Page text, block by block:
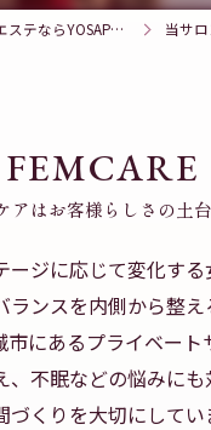
熊本県宇城市のエステならYOSAPARK Feliz 当サロン
アはお客様らしさの土
FEMCARE
ージに応じて変化す
ランスを内側から整
市にあるプライベー
、不眠などの悩みに
づくりを大切にしてい